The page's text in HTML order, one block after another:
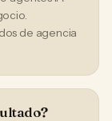
de agencia